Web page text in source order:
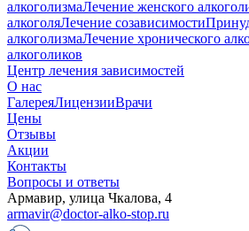
алкоголизмаЛечение женского
алкоголяЛечение созависимости
алкоголизмаЛечение хронического
алкоголиков
Центр лечения зависимостей
О нас
ГалереяЛицензииВрачи
Цены
Отзывы
Акции
Контакты
Вопросы и ответы
Армавир, улица Чкалова, 4
armavir@doctor-alko-stop.ru